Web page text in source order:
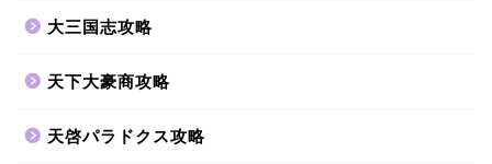
大三国志攻略
天下大豪商攻略
天啓パラドクス攻略